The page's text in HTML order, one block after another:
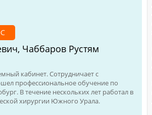
Чаббаров Рустям
кабинет. Сотрудничает с
профессиональное обучение по
В течение нескольких лет работал в
хирургии Южного Урала.